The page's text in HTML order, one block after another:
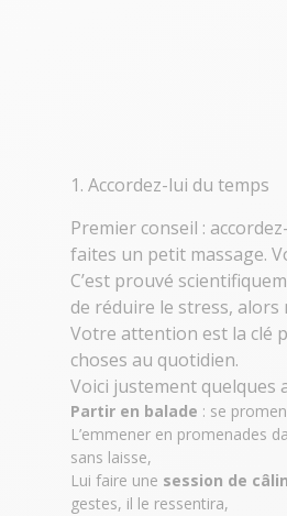
1. Accordez-lui du temps
Premier conseil :
faites un petit massage.
C’est prouvé
de réduire le stress, alors
Votre attention est la clé
choses au quotidien.
Voici justement quelques
Partir en balade : se
L’emmener en promenades
sans laisse,
Lui faire une session de
gestes, il le ressentira,